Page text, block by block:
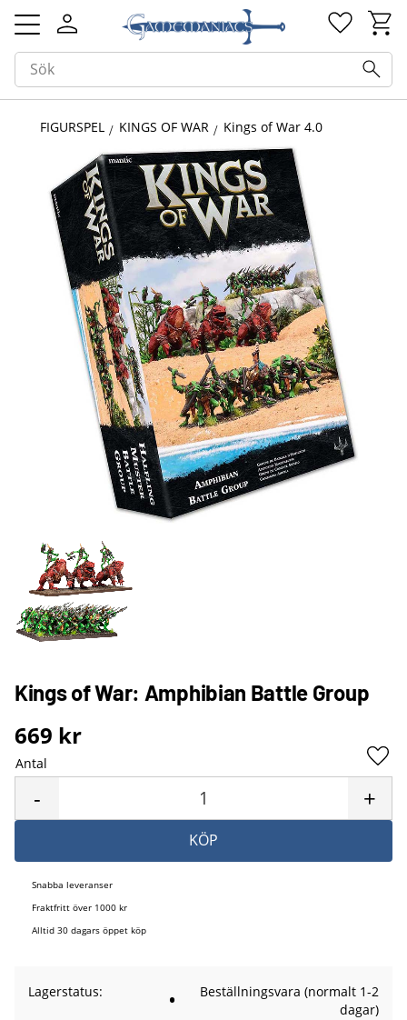
Meny
FIGURSPEL KINGS OF WAR Kings of War 4.0
Kings of War: Amphibian Battle Group
669 kr
Antal
+
-
KÖP
Snabba leveranser
Fraktfritt över 1000 kr
Alltid 30 dagars öppet köp
Lagerstatus
Beställningsvara (normalt 1-2
dagar)